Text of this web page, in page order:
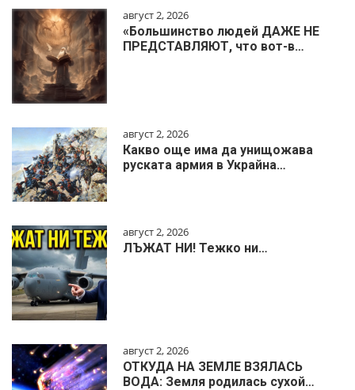
август 2, 2026
«Большинство людей ДАЖЕ НЕ
ПРЕДСТАВЛЯЮТ, что вот-в…
август 2, 2026
Какво още има да унищожава
руската армия в Украйна…
август 2, 2026
ЛЪЖАТ НИ! Тежко ни…
август 2, 2026
ОТКУДА НА ЗЕМЛЕ ВЗЯЛАСЬ
ВОДА: Земля родилась сухой…